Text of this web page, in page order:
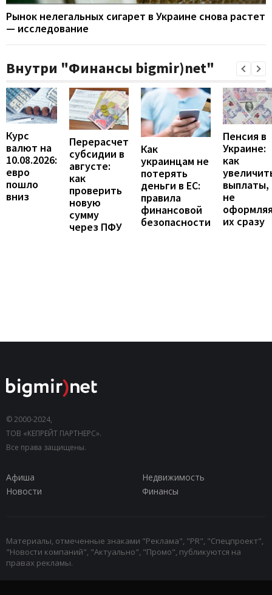
Рынок нелегальных сигарет в Украине снова растет
— исследование
Внутри "Финансы bigmir)net"
Курс
валют на
10.08.2026:
евро
пошло
вниз
Перерасчет
субсидии в
августе:
как
проверить
новую
сумму
через ПФУ
Как
украинцам не
потерять
деньги в ЕС:
правила
финансовой
безопасности
Пенсия в
Украине:
как
выплаты,
не
их сразу
© 2000-2024,
ТОВ «КЕПРЕЙТ ПАРТНЕРС».
Все права защищены.
Афиша
Недвижимость
Новости
Финансы
Материалы, отмеченные знаками "Реклама", "PR", "Спецпроект",
"Новости компаний", "Актуально", "Промо", публикуются на
правах рекламы.